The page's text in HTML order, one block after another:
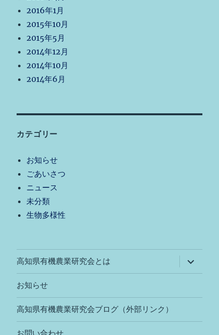
2016年1月
2015年10月
2015年5月
2014年12月
2014年10月
2014年6月
カテゴリー
お知らせ
ごあいさつ
ニュース
未分類
生物多様性
高知県有機農業研究会とは
サ
ブ
メ
ー
開
お知らせ
高知県有機農業研究会ブログ（外部リンク）